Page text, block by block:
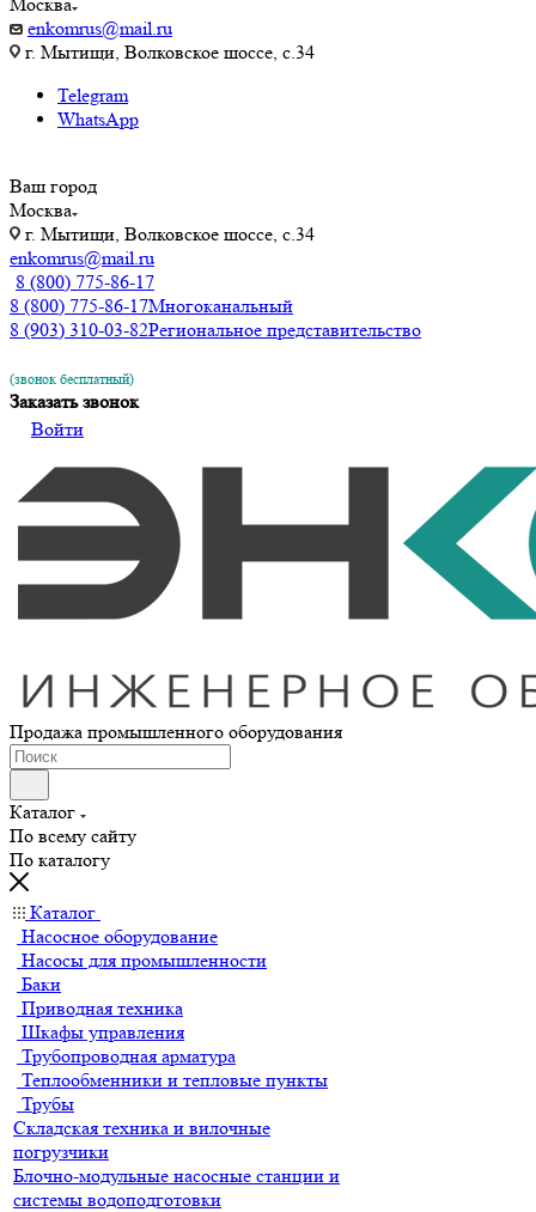
enkomrus@mail.ru
г. Мытищи, Волковское шоссе, с.34
Telegram
WhatsApp
Ваш город
Москва
г. Мытищи, Волковское шоссе, с.34
enkomrus@mail.ru
8 (800) 775-86-17
8 (800) 775-86-17Многоканальный
8 (903) 310-03-82Региональное представительство
(звонок бесплатный)
Заказать звонок
Войти
Продажа промышленного оборудования
Каталог
По всему сайту
По каталогу
Каталог
Насосное оборудование
Насосы для промышленности
Баки
Приводная техника
Шкафы управления
Трубопроводная арматура
Теплообменники и тепловые пункты
Трубы
Складская техника и вилочные
погрузчики
Блочно-модульные насосные станции и
системы водоподготовки